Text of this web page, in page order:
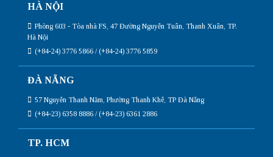
HÀ NỘI
Phòng 603 - Tòa nhà FS, 47 Đường Nguyễn Tuân, Thanh Xuân, TP.
Hà Nội
(+84-24) 3776 5866 / (+84-24) 3776 5859
ĐÀ NẴNG
57 Nguyễn Thanh Năm, Phường Thanh Khê, TP Đà Nẵng
(+84-23) 6358 8886 / (+84-23) 6361 2886
TP. HCM